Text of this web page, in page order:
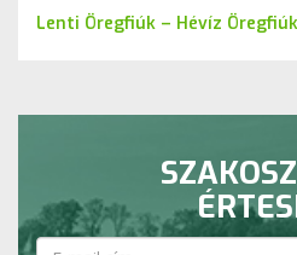
Lenti Öregfiúk – Hévíz